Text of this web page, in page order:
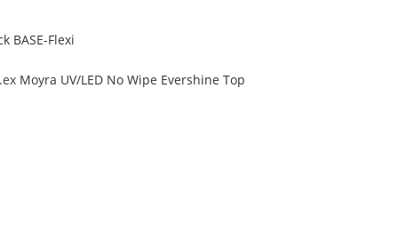
BASE-Flexi
Moyra UV/LED No Wipe Evershine Top